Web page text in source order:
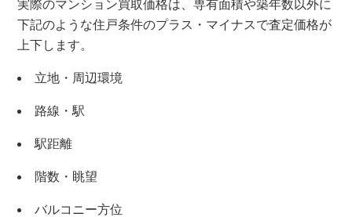
実際のマンション買取価格は、専有面積や築年数以外に
下記のような住戸条件のプラス・マイナスで査定価格が
上下します。
立地・周辺環境
路線・駅
駅距離
階数・眺望
バルコニー方位